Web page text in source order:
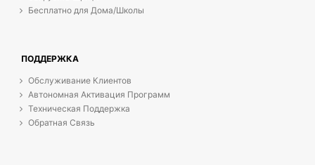
Бесплатно для Дома/Школы
ПОДДЕРЖКА
Обслуживание Клиентов
Автономная Активация Программ
Техническая Поддержка
Обратная Связь